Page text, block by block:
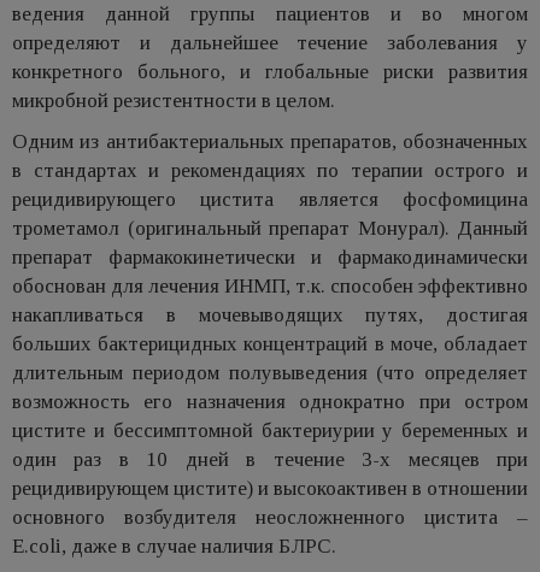
ведения данной группы пациентов и во многом
определяют и дальнейшее течение заболевания у
конкретного больного, и глобальные риски развития
микробной резистентности в целом.
Одним из антибактериальных препаратов, обозначенных
в стандартах и рекомендациях по терапии острого и
рецидивирующего цистита является фосфомицина
трометамол (оригинальный препарат Монурал). Данный
препарат фармакокинетически и фармакодинамически
обоснован для лечения ИНМП, т.к. способен эффективно
накапливаться в мочевыводящих путях, достигая
больших бактерицидных концентраций в моче, обладает
длительным периодом полувыведения (что определяет
возможность его назначения однократно при остром
цистите и бессимптомной бактериурии у беременных и
один раз в 10 дней в течение 3-х месяцев при
рецидивирующем цистите) и высокоактивен в отношении
основного возбудителя неосложненного цистита –
E.coli, даже в случае наличия БЛРС.